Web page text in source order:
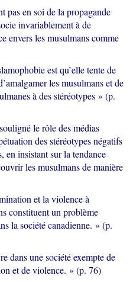
pas en soi de la propagande
invariablement à de
envers les musulmans comme
est qu’elle tente de
les musulmans et de
à des stéréotypes » (p.
le rôle des médias
des stéréotypes négatifs
en insistant sur la tendance
les musulmans de manière
et la violence à
constituent un problème
la société canadienne. » (p.
dans une société exempte de
et de violence. » (p. 76)